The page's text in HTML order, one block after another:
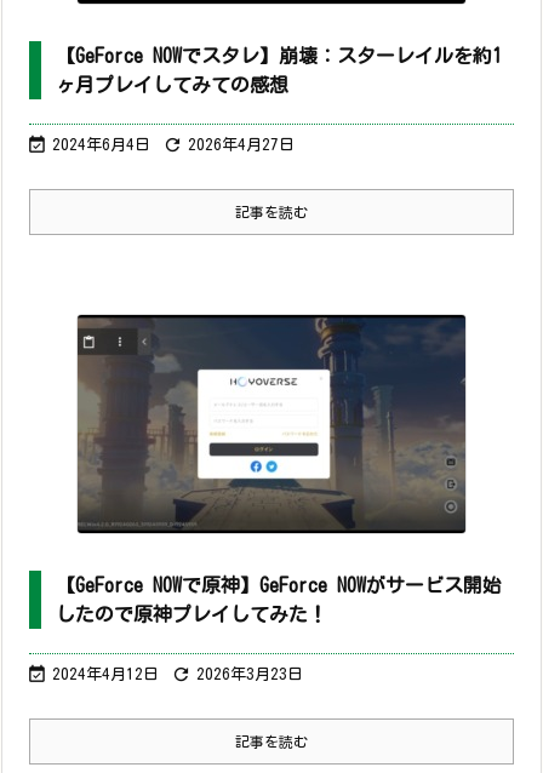
【GeForce NOWでスタレ】崩壊：スターレイルを約1
ヶ月プレイしてみての感想
 2024年6月4日  2026年4月27日
記事を読む
【GeForce NOWで原神】GeForce NOWがサービス開始
したので原神プレイしてみた！
 2024年4月12日  2026年3月23日
記事を読む